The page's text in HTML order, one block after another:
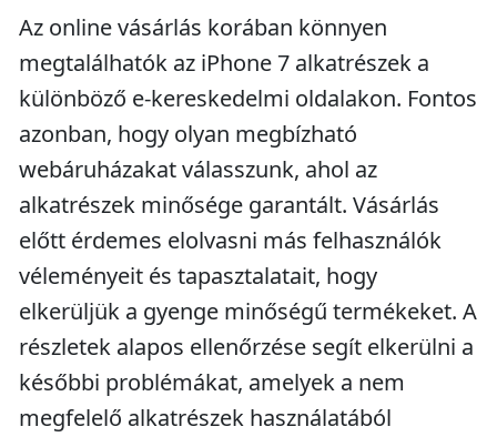
Az online vásárlás korában könnyen
megtalálhatók az iPhone 7 alkatrészek a
különböző e-kereskedelmi oldalakon. Fontos
azonban, hogy olyan megbízható
webáruházakat válasszunk, ahol az
alkatrészek minősége garantált. Vásárlás
előtt érdemes elolvasni más felhasználók
véleményeit és tapasztalatait, hogy
elkerüljük a gyenge minőségű termékeket. A
részletek alapos ellenőrzése segít elkerülni a
későbbi problémákat, amelyek a nem
megfelelő alkatrészek használatából